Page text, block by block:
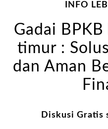
INFO
Gadai
timur :
dan Aman
Diskusi Gratis